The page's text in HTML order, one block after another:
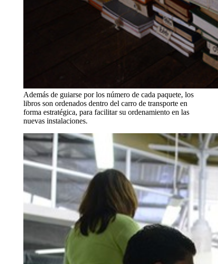
Además de guiarse por los número de cada paquete, los
libros son ordenados dentro del carro de transporte en
forma estratégica, para facilitar su ordenamiento en las
nuevas instalaciones.